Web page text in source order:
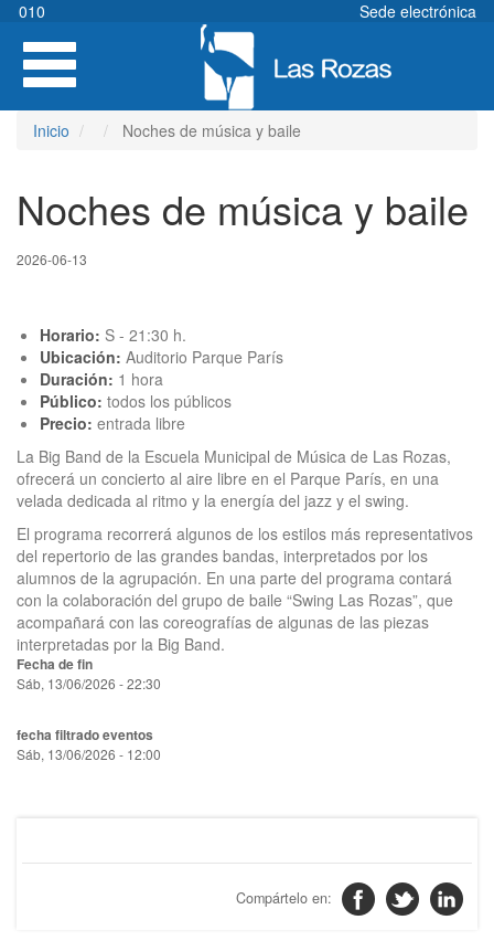
Pasar
contenido
principal
010
Sede electrónica
Toggle
navigation
Inicio Noches de música y baile
Noches de música y baile
2026-06-13
Horario: S - 21:30 h.
Ubicación: Auditorio Parque París
Duración: 1 hora
Público: todos los públicos
Precio: entrada libre
La Big Band de la Escuela Municipal de Música de Las Rozas,
ofrecerá un concierto al aire libre en el Parque París, en una
velada dedicada al ritmo y la energía del jazz y el swing.
El programa recorrerá algunos de los estilos más representativos
del repertorio de las grandes bandas, interpretados por los
alumnos de la agrupación. En una parte del programa contará
con la colaboración del grupo de baile “Swing Las Rozas”, que
acompañará con las coreografías de algunas de las piezas
interpretadas por la Big Band.
Fecha de fin
Sáb, 13/06/2026 - 22:30
fecha filtrado eventos
Sáb, 13/06/2026 - 12:00